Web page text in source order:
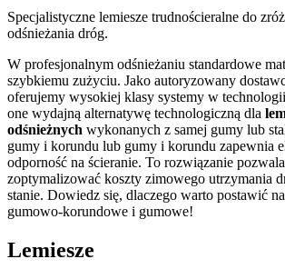
Specjalistyczne lemiesze trudnościeralne do
odśnieżania dróg.
W profesjonalnym odśnieżaniu standardowe
szybkiemu zużyciu. Jako autoryzowany
oferujemy wysokiej klasy systemy w
one wydajną alternatywę technologiczną dla
odśnieżnych wykonanych z samej gumy lub
gumy i korundu lub gumy i korundu zapewnia
odporność na ścieranie. To rozwiązanie
zoptymalizować koszty zimowego utrzymania
stanie. Dowiedz się, dlaczego warto postawić
gumowo-korundowe i gumowe!
Lemiesze